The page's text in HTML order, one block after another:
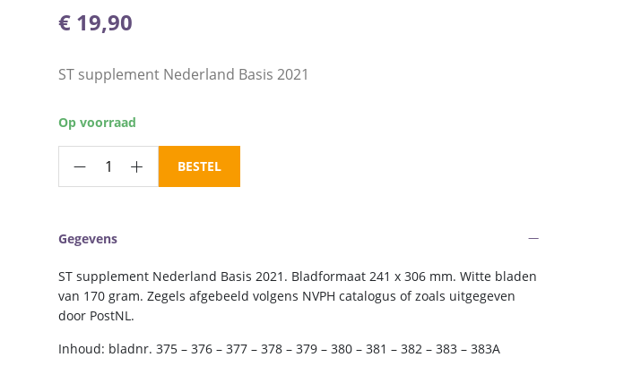
€ 19,90
ST supplement Nederland Basis 2021
Op voorraad
ST
supplement
aantal
BESTEL
Gegevens
ST supplement Nederland Basis 2021. Bladformaat 241 x 306 mm. Witte bladen
van 170 gram. Zegels afgebeeld volgens NVPH catalogus of zoals uitgegeven
door PostNL.
Inhoud: bladnr. 375 – 376 – 377 – 378 – 379 – 380 – 381 – 382 – 383 – 383A